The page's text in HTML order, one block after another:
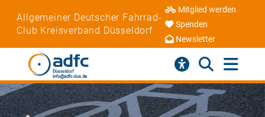
Allgemeiner Deutscher Fahrrad-
Club Kreisverband Düsseldorf
Mitglied werden
Spenden
Newsletter